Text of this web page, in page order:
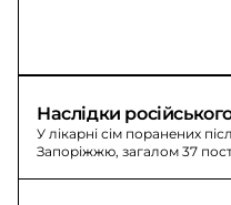
Наслідки
У лікарні сім поранених
Запоріжжю, загалом 37